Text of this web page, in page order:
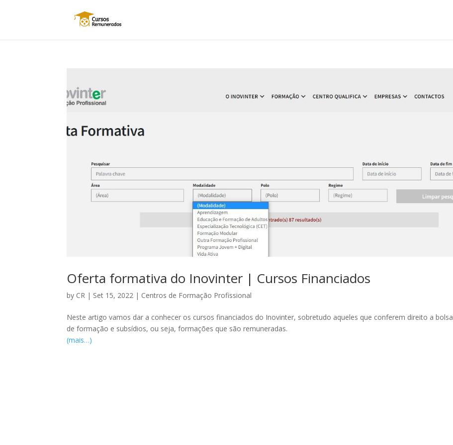
Oferta formativa do Inovinter | Cursos Financiados
by CR | Set 15, 2022 | Centros de Formação Profissional
Neste artigo vamos dar a conhecer os cursos financiados do Inovinter, sobretudo aqueles que conferem direito a bolsa
de formação e subsídios, ou seja, formações que são remuneradas.
(mais…)